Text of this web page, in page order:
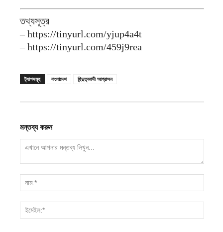
তথ্যসূত্র
– https://tinyurl.com/yjup4a4t
– https://tinyurl.com/459j9rea
ট্যাগসমূহ বাংলাদেশ হিন্দুত্ববাদী আগ্রাসন
মন্তব্য করুন